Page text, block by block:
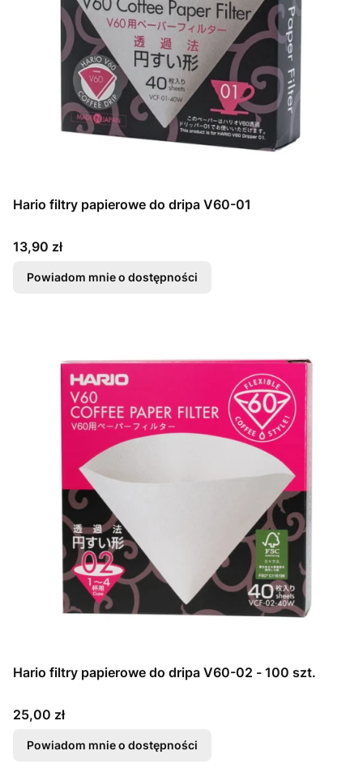
Hario filtry papierowe do dripa V60-01
Cena
13,90 zł
Powiadom mnie o dostępności
Hario filtry papierowe do dripa V60-02 - 100 szt.
Cena
25,00 zł
Powiadom mnie o dostępności